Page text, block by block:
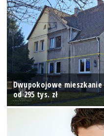
Dwupokojowe
od 295 tys. zł